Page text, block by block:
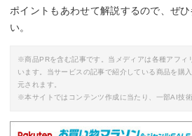
ポイントもあわせて解説するので、ぜ
い。
※商品PRを含む記事です。当メディアは各種アフィ
います。当サービスの記事で紹介している商品を購
元されます。
※本サイトではコンテンツ作成に当たり、一部AI技